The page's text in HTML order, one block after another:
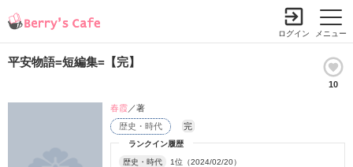
メニュー
ログイン
平安物語=短編集=【完】
10
ランクイン履歴
歴史・時代 1位（2024/02/20）
歴史・時代 完
春霞／著